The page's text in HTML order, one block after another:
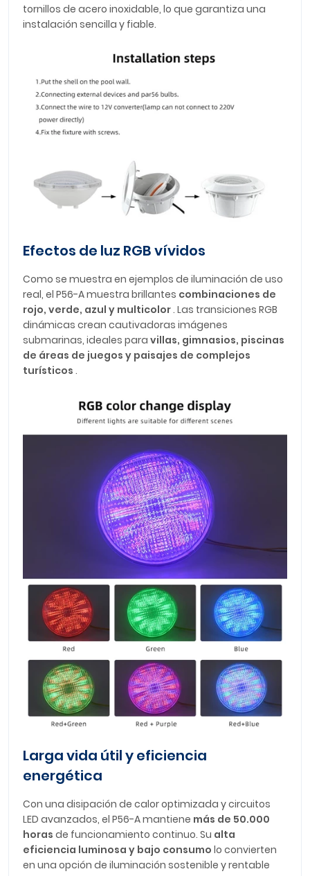
tornillos de acero inoxidable, lo que garantiza una
instalación sencilla y fiable.
Efectos de luz RGB vívidos
Como se muestra en ejemplos de iluminación de uso
real, el P56-A muestra brillantes combinaciones de
rojo, verde, azul y multicolor. Las transiciones RGB
dinámicas crean cautivadoras imágenes
submarinas, ideales para villas, gimnasios, piscinas
de áreas de juegos y paisajes de complejos
turísticos .
Larga vida útil y eficiencia
energética
Con una disipación de calor optimizada y circuitos
LED avanzados, el P56-A mantiene más de 50.000
horas de funcionamiento continuo. Su alta
eficiencia luminosa y bajo consumo lo convierten
en una opción de iluminación sostenible y rentable